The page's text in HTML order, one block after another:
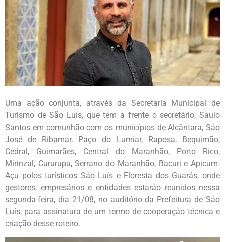
Uma ação conjunta, através da Secretaria Municipal de
Turismo de São Luís, que tem a frente o secretário, Saulo
Santos em comunhão com os municípios de Alcântara, São
José de Ribamar, Paço do Lumiar, Raposa, Bequimão,
Cedral, Guimarães, Central do Maranhão, Porto Rico,
Mirinzal, Cururupu, Serrano do Maranhão, Bacuri e Apicum-
Açu polos turísticos São Luís e Floresta dos Guarás, onde
gestores, empresários e entidades estarão reunidos nessa
segunda-feira, dia 21/08, no auditório da Prefeitura de São
Luís, para assinatura de um termo de cooperação técnica e
criação desse roteiro.